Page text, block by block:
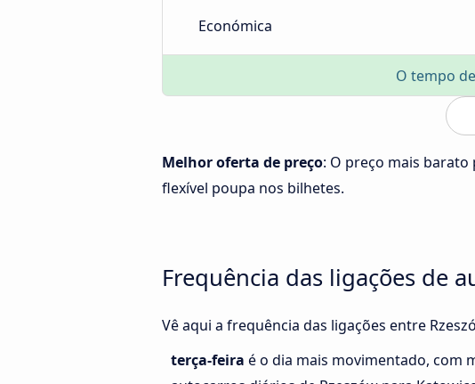
Económica
O tempo
Melhor oferta de preço: O preço mais barato
flexível poupa nos bilhetes.
Frequência das ligações de
Vê aqui a frequência das ligações entre
terça-feira é o dia mais movimentado, com